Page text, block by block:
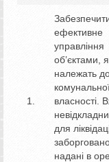
ефективне
управління
об’єктами,
належать
власності.
для
надані в